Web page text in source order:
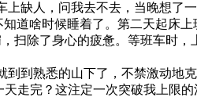
缺人，问我去不去，当晚想了
知道啥时候睡着了。第二天起床
扫除了身心的疲惫。等班车时
到熟悉的山下了，不禁激动地
走完？这注定一次突破我上限的